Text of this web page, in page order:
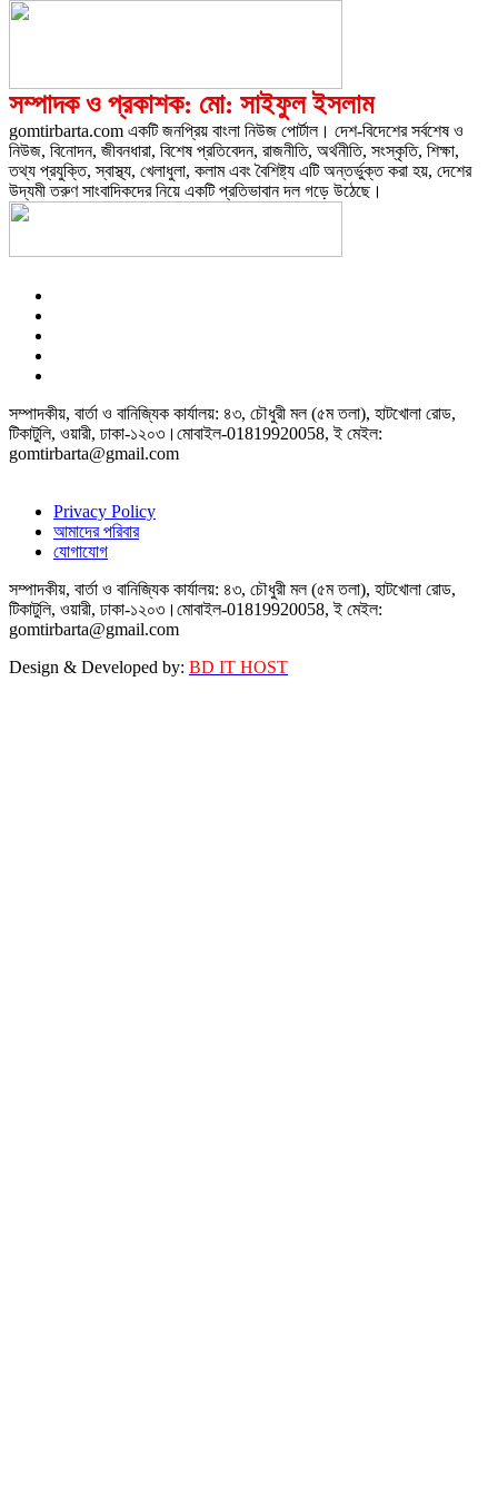
সম্পাদক ও প্রকাশক: মো: সাইফুল ইসলাম
gomtirbarta.com একটি জনপ্রিয় বাংলা নিউজ পোর্টাল। দেশ-বিদেশের সর্বশেষ ও
নিউজ, বিনোদন, জীবনধারা, বিশেষ প্রতিবেদন, রাজনীতি, অর্থনীতি, সংস্কৃতি, শিক্ষা,
তথ্য প্রযুক্তি, স্বাস্থ্য, খেলাধুলা, কলাম এবং বৈশিষ্ট্য এটি অন্তর্ভুক্ত করা হয়, দেশের
উদ্যমী তরুণ সাংবাদিকদের নিয়ে একটি প্রতিভাবান দল গড়ে উঠেছে।
সম্পাদকীয়, বার্তা ও বানিজ্যিক কার্যালয়: ৪৩, চৌধুরী মল (৫ম তলা), হাটখোলা রোড,
টিকাটুলি, ওয়ারী, ঢাকা-১২০৩।মোবাইল-01819920058, ই মেইল:
gomtirbarta@gmail.com
Privacy Policy
আমাদের পরিবার
যোগাযোগ
সম্পাদকীয়, বার্তা ও বানিজ্যিক কার্যালয়: ৪৩, চৌধুরী মল (৫ম তলা), হাটখোলা রোড,
টিকাটুলি, ওয়ারী, ঢাকা-১২০৩।মোবাইল-01819920058, ই মেইল:
gomtirbarta@gmail.com
Design & Developed by: BD IT HOST